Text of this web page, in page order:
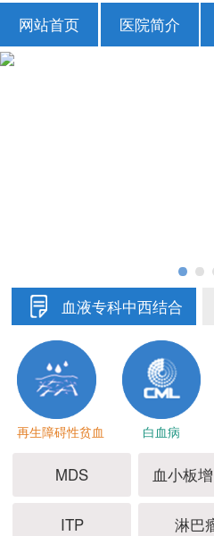
网站首页 医院简介
血液专科中西结合
再生障碍性贫血 白血病
MDS 血小板
ITP 淋巴